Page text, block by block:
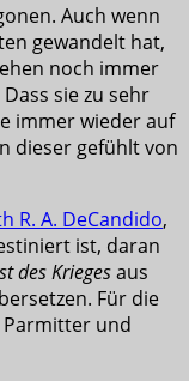
Auch wenn
gewandelt hat,
noch immer
sie zu sehr
immer wieder auf
dieser gefühlt von
R. A. DeCandido,
ist, daran
des Kriegesaus
Für die
Parmitter und